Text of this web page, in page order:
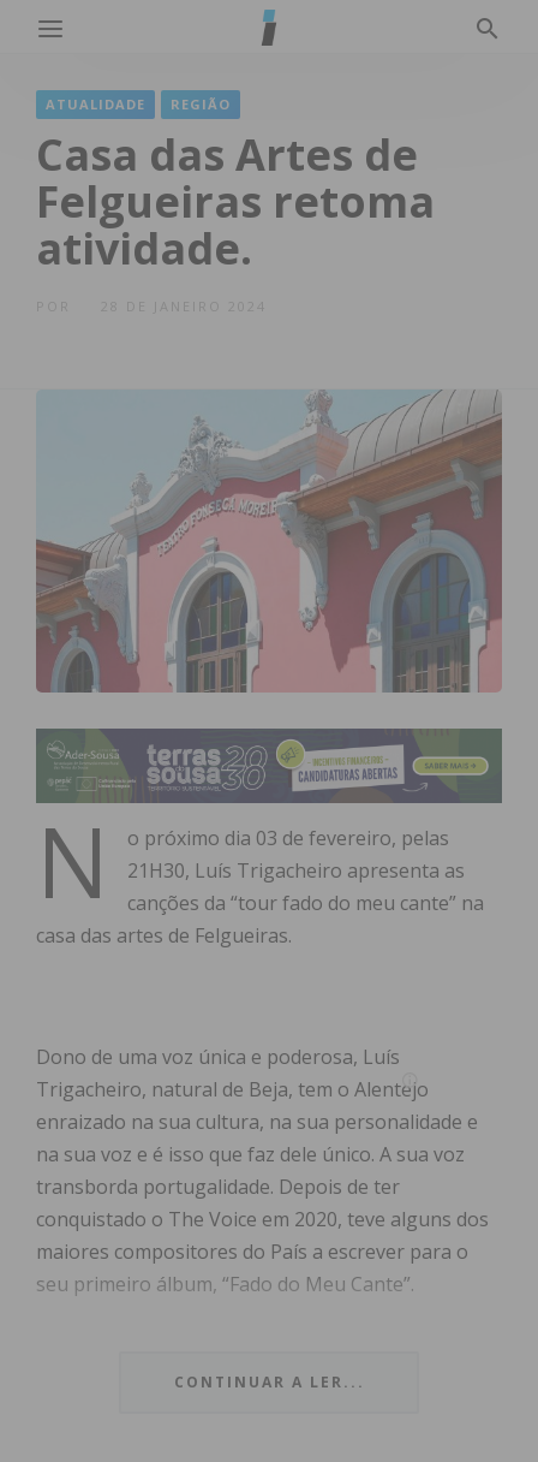
ATUALIDADE REGIÃO
Casa das Artes de
Felgueiras retoma
atividade.
28 DE JANEIRO 2024
N
o próximo dia 03 de fevereiro, pelas
21H30, Luís Trigacheiro apresenta as
canções da “tour fado do meu cante” na
casa das artes de Felgueiras.
Dono de uma voz única e poderosa, Luís
Trigacheiro, natural de Beja, tem o Alentejo
enraizado na sua cultura, na sua personalidade e
na sua voz e é isso que faz dele único. A sua voz
transborda portugalidade. Depois de ter
conquistado o The Voice em 2020, teve alguns dos
maiores compositores do País a escrever para o
seu primeiro álbum, “Fado do Meu Cante”.
Trigacheiro. Ao todo são 12 os temas que o
CONTINUAR A LER...